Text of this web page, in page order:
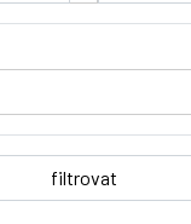
filtrovat